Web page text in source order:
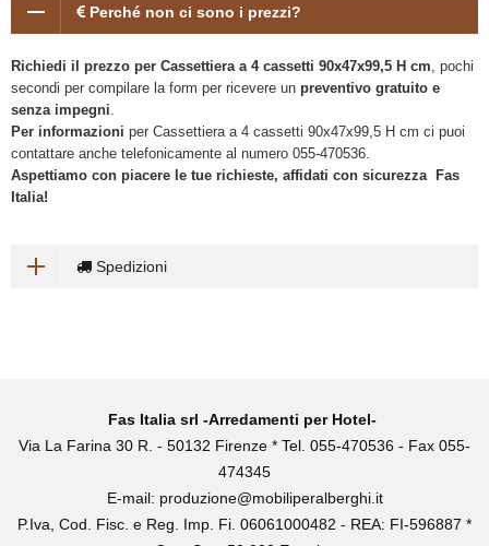
Perché non ci sono i prezzi?
Richiedi il prezzo per Cassettiera a 4 cassetti 90x47x99,5 H cm, pochi
secondi per compilare la form per ricevere un preventivo gratuito e
senza impegni.
Per informazioni per Cassettiera a 4 cassetti 90x47x99,5 H cm ci puoi
contattare anche telefonicamente al numero 055-470536.
Aspettiamo con piacere le tue richieste, affidati con sicurezza Fas
Italia!
Spedizioni
Fas Italia srl -Arredamenti per Hotel-
Via La Farina 30 R. - 50132 Firenze * Tel. 055-470536 - Fax 055-
474345
E-mail: produzione@mobiliperalberghi.it
P.Iva, Cod. Fisc. e Reg. Imp. Fi. 06061000482 - REA: FI-596887 *